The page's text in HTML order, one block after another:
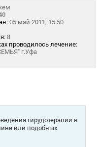
05 май 2011, 15:50
8
проводилось лечение:
г.Уфа
гирудотерапии в
или подобных